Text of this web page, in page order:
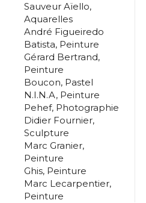
Sauveur Aïello,
Aquarelles
André Figueiredo
Batista, Peinture
Gérard Bertrand,
Peinture
Boucon, Pastel
N.I.N.A, Peinture
Pehef, Photographie
Didier Fournier,
Sculpture
Marc Granier,
Peinture
Ghis, Peinture
Marc Lecarpentier,
Peinture